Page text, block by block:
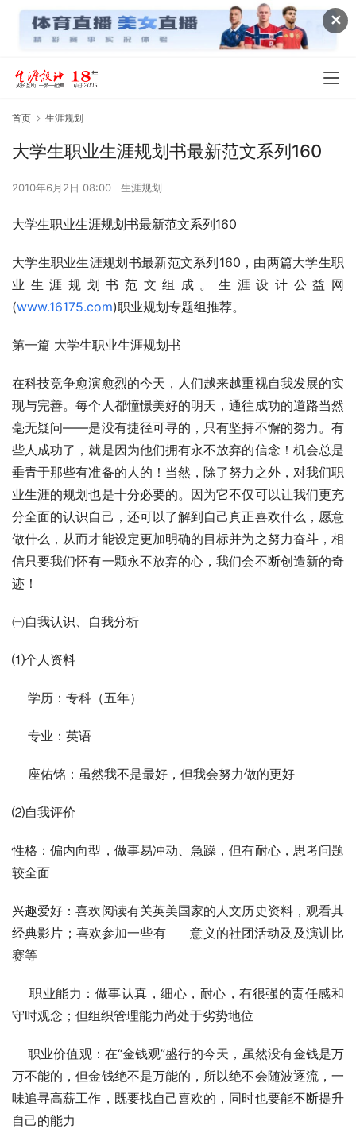
✕
首页 生涯规划
大学生职业生涯规划书最新范文系列160
2010年6月2日 08:00 生涯规划
大学生职业生涯规划书最新范文系列160
大学生职业生涯规划书最新范文系列160，由两篇大学生职
业生涯规划书范文组成。生涯设计公益网
(www.16175.com)职业规划专题组推荐。
第一篇 大学生职业生涯规划书
在科技竞争愈演愈烈的今天，人们越来越重视自我发展的实
现与完善。每个人都憧憬美好的明天，通往成功的道路当然
毫无疑问——是没有捷径可寻的，只有坚持不懈的努力。有
些人成功了，就是因为他们拥有永不放弃的信念！机会总是
垂青于那些有准备的人的！当然，除了努力之外，对我们职
业生涯的规划也是十分必要的。因为它不仅可以让我们更充
分全面的认识自己，还可以了解到自己真正喜欢什么，愿意
做什么，从而才能设定更加明确的目标并为之努力奋斗，相
信只要我们怀有一颗永不放弃的心，我们会不断创造新的奇
迹！
㈠自我认识、自我分析
⑴个人资料
学历：专科（五年）
专业：英语
座佑铭：虽然我不是最好，但我会努力做的更好
⑵自我评价
性格：偏内向型，做事易冲动、急躁，但有耐心，思考问题
较全面
兴趣爱好：喜欢阅读有关英美国家的人文历史资料，观看其
经典影片；喜欢参加一些有      意义的社团活动及及演讲比
赛等
职业能力：做事认真，细心，耐心，有很强的责任感和
守时观念；但组织管理能力尚处于劣势地位
职业价值观：在“金钱观”盛行的今天，虽然没有金钱是万
万不能的，但金钱绝不是万能的，所以绝不会随波逐流，一
味追寻高薪工作，既要找自己喜欢的，同时也要能不断提升
自己的能力